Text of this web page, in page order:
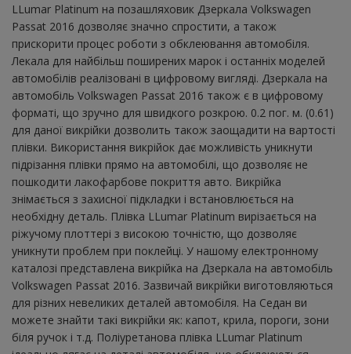
LLumar Platinum на позашляховик Дзеркала Volkswagen
Passat 2016 дозволяє значно спростити, а також
прискорити процес роботи з обклеювання автомобіля.
Лекала для найбільш поширених марок і останніх моделей
автомобілів реалізовані в цифровому вигляді. Дзеркала на
автомобіль Volkswagen Passat 2016 також є в цифровому
форматі, що зручно для швидкого розкрою. 0.2 пог. м. (0.61)
для даної викрійки дозволить також заощадити на вартості
плівки. Використання викрійок дає можливість уникнути
підрізання плівки прямо на автомобілі, що дозволяє не
пошкодити лакофарбове покриття авто. Викрійка
знімається з захисної підкладки і встановлюється на
необхідну деталь. Плівка LLumar Platinum вирізається на
ріжучому плоттері з високою точністю, що дозволяє
уникнути проблем при поклейці. У нашому електронному
каталозі представлена ​​викрійка на Дзеркала на автомобіль
Volkswagen Passat 2016. Зазвичай викрійки виготовляються
для різних невеликих деталей автомобіля. На Седан ви
можете знайти такі викрійки як: капот, крила, пороги, зони
біля ручок і т.д. Поліуретанова плівка LLumar Platinum